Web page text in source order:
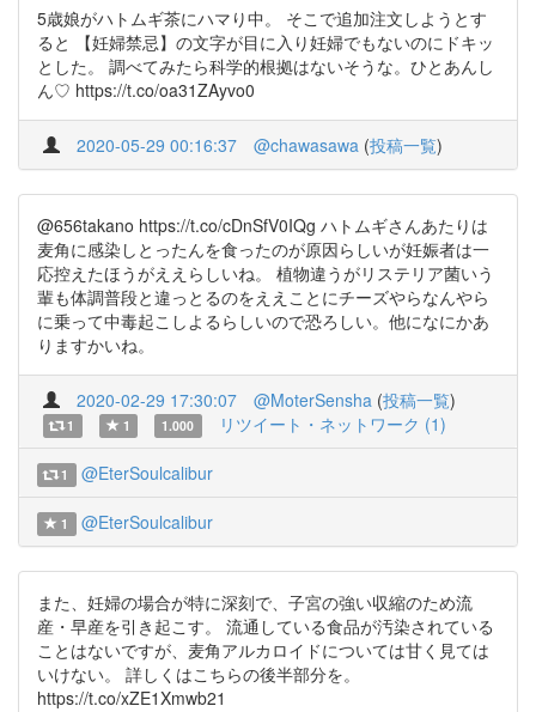
5歳娘がハトムギ茶にハマり中。 そこで追加注文しようとす
ると 【妊婦禁忌】の文字が目に入り妊婦でもないのにドキッ
とした。 調べてみたら科学的根拠はないそうな。ひとあんし
ん♡ https://t.co/oa31ZAyvo0
2020-05-29 00:16:37 @chawasawa (投稿一覧)
@656takano https://t.co/cDnSfV0IQg ハトムギさんあたりは
麦角に感染しとったんを食ったのが原因らしいが妊娠者は一
応控えたほうがええらしいね。 植物違うがリステリア菌いう
輩も体調普段と違っとるのをええことにチーズやらなんやら
に乗って中毒起こしよるらしいので恐ろしい。他になにかあ
りますかいね。
2020-02-29 17:30:07 @MoterSensha (投稿一覧)
1 1 1.000 リツイート・ネットワーク (1)
1 @EterSoulcalibur
1 @EterSoulcalibur
また、妊婦の場合が特に深刻で、子宮の強い収縮のため流
産・早産を引き起こす。 流通している食品が汚染されている
ことはないですが、麦角アルカロイドについては甘く見ては
いけない。 詳しくはこちらの後半部分を。
https://t.co/xZE1Xmwb21